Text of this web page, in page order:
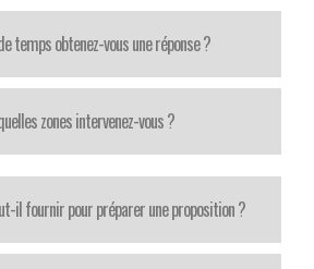
temps obtenez-vous une réponse ?
zones intervenez-vous ?
il fournir pour préparer une proposition ?